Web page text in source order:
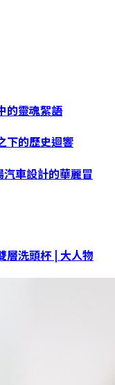
的靈魂絮語
下的歷史迴響
汽車設計的華麗冒
層洗頭杯 | 大人物